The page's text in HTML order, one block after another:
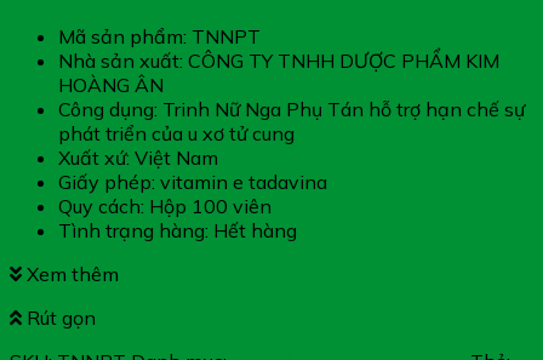
Mã sản phẩm: TNNPT
Nhà sản xuất: CÔNG TY TNHH DƯỢC PHẨM KIM
HOÀNG ÂN
Công dụng: Trinh Nữ Nga Phụ Tán hỗ trợ hạn chế sự
phát triển của u xơ tử cung
Xuất xứ: Việt Nam
Giấy phép: vitamin e tadavina
Quy cách: Hộp 100 viên
Tình trạng hàng: Hết hàng
Xem thêm
Rút gọn